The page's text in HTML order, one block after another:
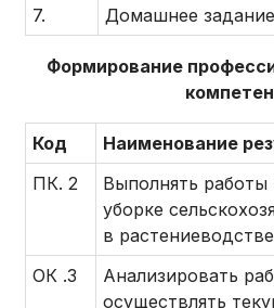
7. Домашнее задание
Формирование
Код
Наименование
ПК. 2
Выполнять
уборке
в растениеводстве
ОК .3
Анализировать
осуществлять